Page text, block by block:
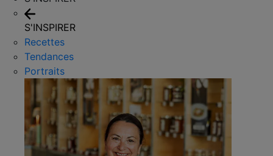
S'INSPIRER
Recettes
Tendances
Portraits